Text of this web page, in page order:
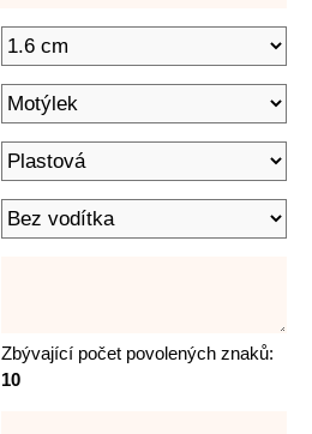
Zbývající počet povolených znaků:
10